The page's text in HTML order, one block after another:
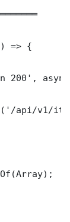
=> {
200',
api/v1/